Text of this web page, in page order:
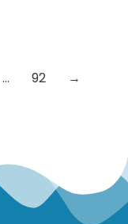
… 92 →